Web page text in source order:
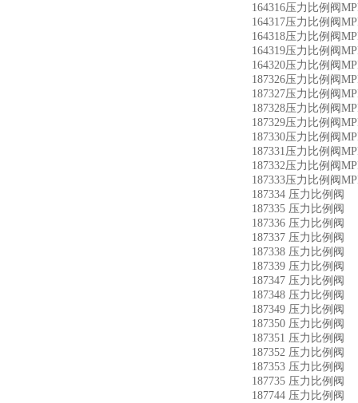
164316压力比例阀
164317压力比例阀
164318压力比例阀
164319压力比例阀
164320压力比例阀
187326压力比例阀
187327压力比例阀
187328压力比例阀
187329压力比例阀
187330压力比例阀
187331压力比例阀
187332压力比例阀
187333压力比例阀
187334 压力比例阀
187335 压力比例阀
187336 压力比例阀
187337 压力比例阀
187338 压力比例阀
187339 压力比例阀
187347 压力比例阀
187348 压力比例阀
187349 压力比例阀
187350 压力比例阀
187351 压力比例阀
187352 压力比例阀
187353 压力比例阀
187735 压力比例阀
187744 压力比例阀